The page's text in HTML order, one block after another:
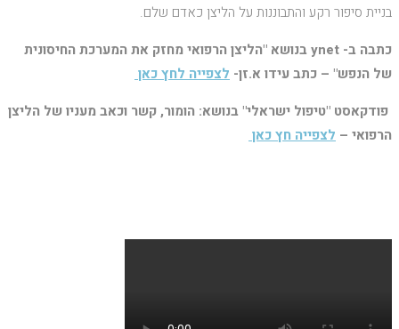
בניית סיפור רקע והתבוננות על הליצן כאדם שלם.
כתבה ב- ynet בנושא "הליצן הרפואי מחזק את המערכת החיסונית
של הנפש" – כתב עידו א.זן- לצפייה לחץ כאן
פודקאסט "טיפול ישראלי" בנושא: הומור, קשר וכאב מעניו של הליצן
הרפואי – לצפייה חץ כאן